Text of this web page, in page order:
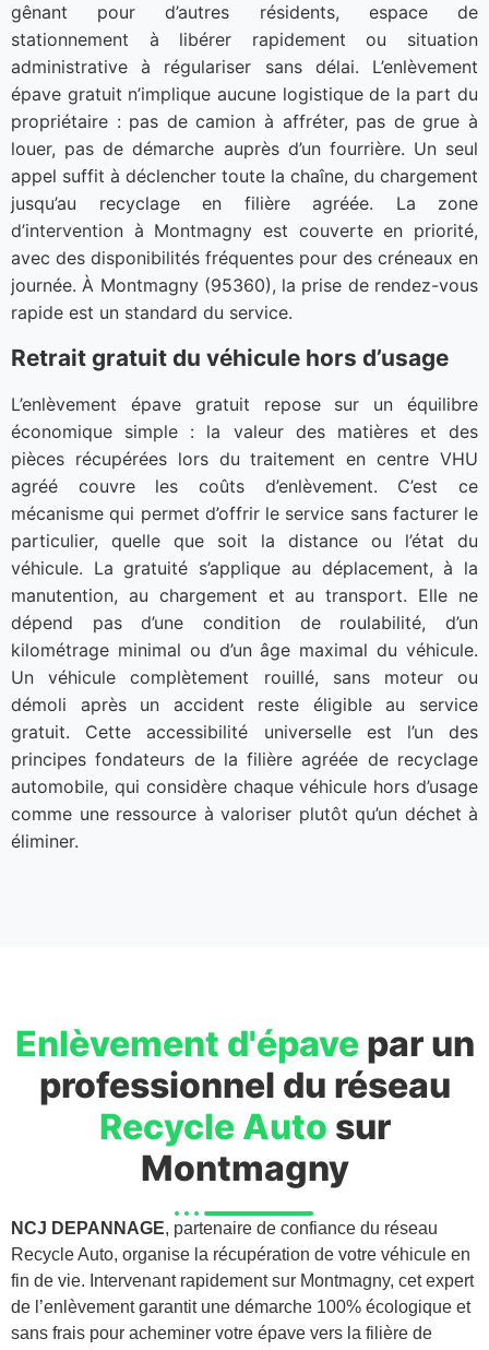
gênant pour d’autres résidents, espace de
stationnement à libérer rapidement ou situation
administrative à régulariser sans délai. L’enlèvement
épave gratuit n’implique aucune logistique de la part du
propriétaire : pas de camion à affréter, pas de grue à
louer, pas de démarche auprès d’un fourrière. Un seul
appel suffit à déclencher toute la chaîne, du chargement
jusqu’au recyclage en filière agréée. La zone
d’intervention à Montmagny est couverte en priorité,
avec des disponibilités fréquentes pour des créneaux en
journée. À Montmagny (95360), la prise de rendez-vous
rapide est un standard du service.
Retrait gratuit du véhicule hors d’usage
L’enlèvement épave gratuit repose sur un équilibre
économique simple : la valeur des matières et des
pièces récupérées lors du traitement en centre VHU
agréé couvre les coûts d’enlèvement. C’est ce
mécanisme qui permet d’offrir le service sans facturer le
particulier, quelle que soit la distance ou l’état du
véhicule. La gratuité s’applique au déplacement, à la
manutention, au chargement et au transport. Elle ne
dépend pas d’une condition de roulabilité, d’un
kilométrage minimal ou d’un âge maximal du véhicule.
Un véhicule complètement rouillé, sans moteur ou
démoli après un accident reste éligible au service
gratuit. Cette accessibilité universelle est l’un des
principes fondateurs de la filière agréée de recyclage
automobile, qui considère chaque véhicule hors d’usage
comme une ressource à valoriser plutôt qu’un déchet à
éliminer.
Enlèvement d'épavepar un
professionnel du réseau
Recycle Auto sur
Montmagny
NCJ DEPANNAGE, partenaire de confiance du réseau
Recycle Auto, organise la récupération de votre véhicule en
fin de vie. Intervenant rapidement sur Montmagny, cet expert
de l’enlèvement garantit une démarche 100% écologique et
sans frais pour acheminer votre épave vers la filière de